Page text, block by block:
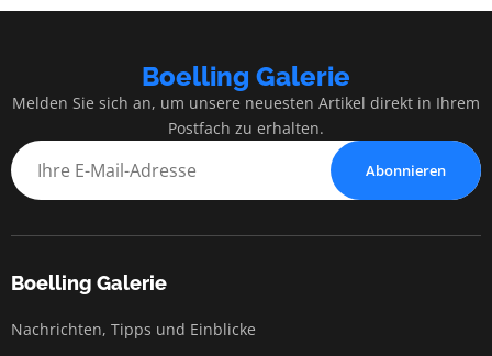
Boelling Galerie
Melden Sie sich an, um unsere neuesten Artikel direkt in Ihrem
Postfach zu erhalten.
Abonnieren
Boelling Galerie
Nachrichten, Tipps und Einblicke